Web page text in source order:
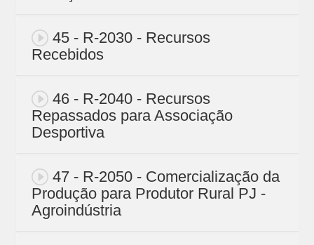
45 - R-2030 - Recursos
Recebidos
46 - R-2040 - Recursos
Repassados para Associação
Desportiva
47 - R-2050 - Comercialização da
Produção para Produtor Rural PJ -
Agroindústria